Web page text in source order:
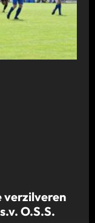
verzilveren
O.S.S.